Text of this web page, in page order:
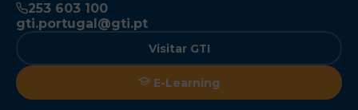
253 603 100
gti.portugal@gti.pt
Visitar GTI
E-Learning